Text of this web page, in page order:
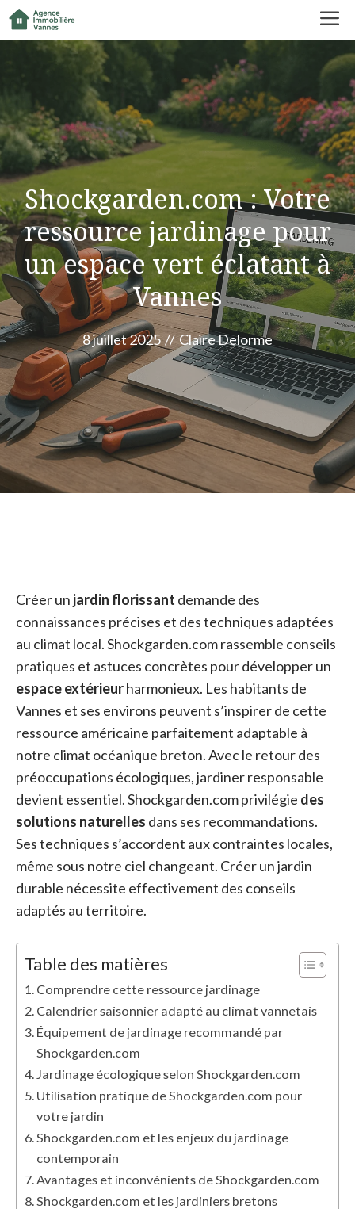
Aller
au
contenu
Shockgarden.com : Votre
ressource jardinage pour
un espace vert éclatant à
Vannes
8 juillet 2025 // Claire Delorme
Créer un jardin florissant demande des
connaissances précises et des techniques adaptées
au climat local. Shockgarden.com rassemble conseils
pratiques et astuces concrètes pour développer un
espace extérieurharmonieux. Les habitants de
Vannes et ses environs peuvent s’inspirer de cette
ressource américaine parfaitement adaptable à
notre climat océanique breton. Avec le retour des
préoccupations écologiques, jardiner responsable
devient essentiel. Shockgarden.com privilégie des
solutions naturelles dans ses recommandations.
Ses techniques s’accordent aux contraintes locales,
même sous notre ciel changeant. Créer un jardin
durable nécessite effectivement des conseils
adaptés au territoire.
Table des matières
Comprendre cette ressource jardinage
Calendrier saisonnier adapté au climat vannetais
Équipement de jardinage recommandé par
Shockgarden.com
Jardinage écologique selon Shockgarden.com
Utilisation pratique de Shockgarden.com pour
votre jardin
Shockgarden.com et les enjeux du jardinage
contemporain
Avantages et inconvénients de Shockgarden.com
Shockgarden.com et les jardiniers bretons